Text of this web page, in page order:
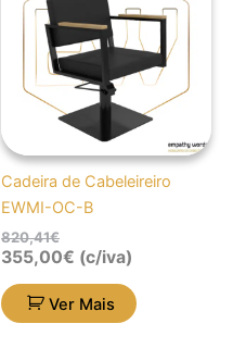
Cadeira de Cabeleireiro
EWMI-OC-B
820,41€
820,41€.
355,00€.
355,00€ (c/iva)
Ver Mais